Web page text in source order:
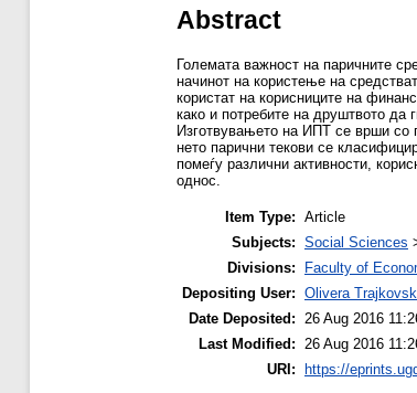
Abstract
Големата важност на паричните
начинот на користење на
користат на корисниците на
како и потребите на друштвото да
Изготвувањето на ИПТ се врши со
нето парични текови се
помеѓу различни активности,
однос.
Item Type: Article
Subjects: Social Sciences
Divisions:
Faculty of
Depositing User: Olivera
Date Deposited: 26 Aug 2016
Last Modified: 26 Aug 2016
URI:
https://